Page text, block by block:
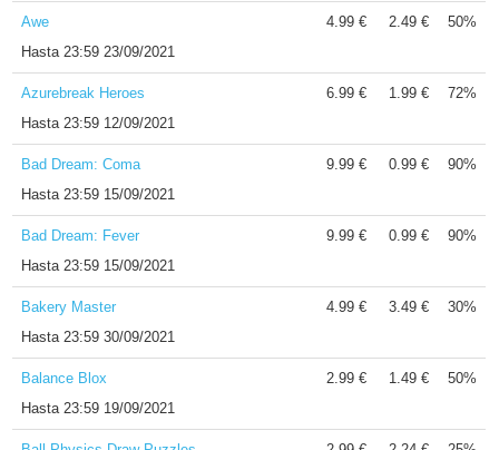
Awe
Hasta23:59 23/09/2021
4.99 € 2.49 € 50%
Azurebreak Heroes
Hasta23:59 12/09/2021
6.99 € 1.99 € 72%
Bad Dream: Coma
Hasta23:59 15/09/2021
9.99 € 0.99 € 90%
Bad Dream: Fever
Hasta23:59 15/09/2021
9.99 € 0.99 € 90%
Bakery Master
Hasta23:59 30/09/2021
4.99 € 3.49 € 30%
Balance Blox
Hasta23:59 19/09/2021
2.99 € 1.49 € 50%